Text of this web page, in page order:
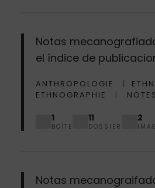
Notas
el índice de
ANTHROPOLOGIE
ETHNOGRAPHIE
1
BOÎTE
11
DOSSIER
2
Notas